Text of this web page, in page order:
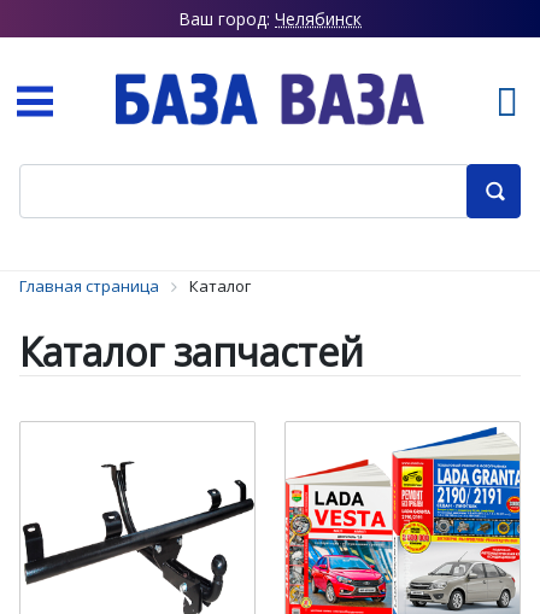
Ваш город: Челябинск
Главная страница Каталог
Каталог запчастей